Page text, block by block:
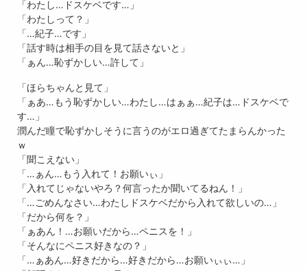
「わたし…ドスケベです…」
「わたしって？」
「…紀子…です」
「話す時は相手の目を見て話さないと」
「ぁん…恥ずかしい…許して」
「ほらちゃんと見て」
「ぁあ…もう恥ずかしい…わたし…はぁぁ…紀子は…ドスケベで
す…」
潤んだ瞳で恥ずかしそうに言うのがエロ過ぎてたまらんかった
ｗ
「聞こえない」
「…ぁん…もう入れて！お願いぃ」
「入れてじゃないやろ？何言ったか聞いてるねん！」
「…ごめんなさい…わたしドスケベだから入れて欲しいの…」
「だから何を？」
「ぁあん！…お願いだから…ペニスを！」
「そんなにペニス好きなの？」
「…ぁあん…好きだから…好きだから…お願いぃぃ…」